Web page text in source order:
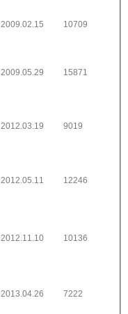
2009.02.15 10709
2009.05.29 15871
2012.03.19 9019
2012.05.11 12246
2012.11.10 10136
2013.04.26 7222